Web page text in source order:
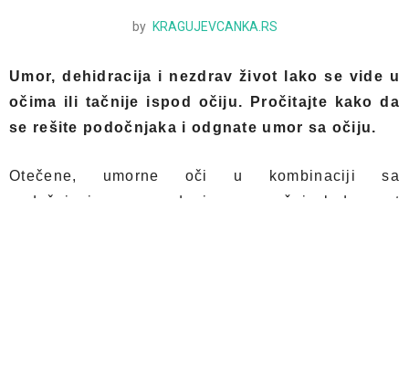
by KRAGUJEVCANKA.RS
Umor, dehidracija i nezdrav život lako se vide u
očima ili tačnije ispod očiju. Pročitajte kako da
se rešite podočnjaka i odgnate umor sa očiju.
Otečene, umorne oči u kombinaciji sa
podočnjacima mogu da izmene vaš izgled poput